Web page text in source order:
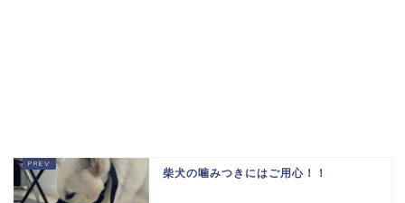
柴犬の噛みつきにはご用心！！